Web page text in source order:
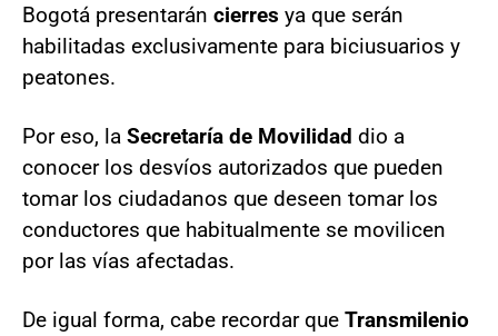
Bogotá presentarán cierres ya que serán
habilitadas exclusivamente para biciusuarios y
peatones.
Por eso, la Secretaría de Movilidad dio a
conocer los desvíos autorizados que pueden
tomar los ciudadanos que deseen tomar los
conductores que habitualmente se movilicen
por las vías afectadas.
De igual forma, cabe recordar que Transmilenio